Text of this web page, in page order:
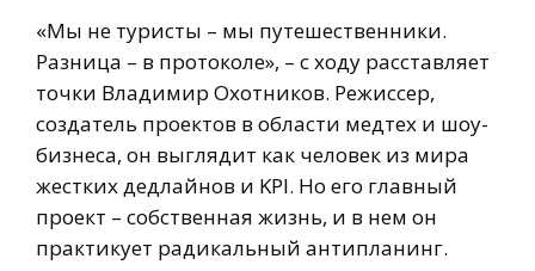
«Мы не туристы – мы путешественники.
Разница – в протоколе», – с ходу расставляет
точки Владимир Охотников. Режиссер,
создатель проектов в области медтех и шоу-
бизнеса, он выглядит как человек из мира
жестких дедлайнов и KPI. Но его главный
проект – собственная жизнь, и в нем он
практикует радикальный антипланинг.